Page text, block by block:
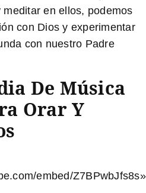
en ellos, podemos
con Dios y experimentar
con nuestro Padre
De Música
Orar Y
embed/